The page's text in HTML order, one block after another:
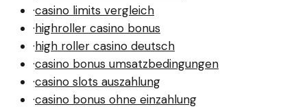
·casino limits vergleich
·highroller casino bonus
·high roller casino deutsch
·casino bonus umsatzbedingungen
·casino slots auszahlung
·casino bonus ohne einzahlung